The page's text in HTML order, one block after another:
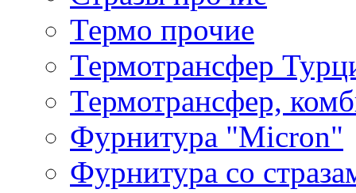
Термо прочие
Термотрансфер
Термотрансфер,
Фурнитура "Micron"
Фурнитура со